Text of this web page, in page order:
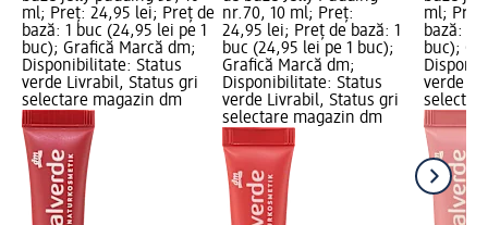
ml; Preț: 24,95 lei; Preț de
bază: 1 buc (24,95 lei pe 1
buc); Grafică Marcă dm;
Disponibilitate: Status
verde Livrabil, Status gri
selectare magazin dm
nr.70, 10 ml; Preț:
24,95 lei; Preț de bază: 1
buc (24,95 lei pe 1 buc);
Grafică Marcă dm;
Disponibilitate: Status
verde Livrabil, Status gri
selectare magazin dm
ml;
bază: 1
buc);
verde